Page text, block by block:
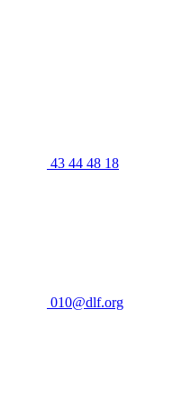
43 44 48 18
010@dlf.org